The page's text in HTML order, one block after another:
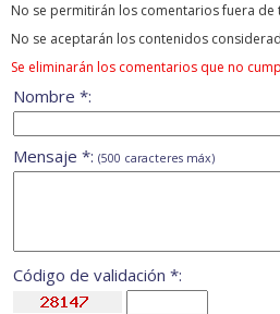
No se permitirán los comentarios fuera de
No se aceptarán los contenidos
Se eliminarán los comentarios que no
Nombre *:
Mensaje *: (500 caracteres máx)
Código de validación *: